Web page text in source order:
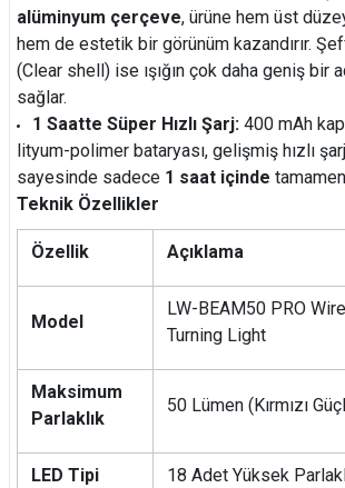
alüminyum çerçeve, ürüne hem üst
hem de estetik bir görünüm kazandırır.
(Clear shell) ise ışığın çok daha geniş bir
sağlar.
1 Saatte Süper Hızlı Şarj: 400 mAh
lityum-polimer bataryası, gelişmiş hızlı
sayesinde sadece 1 saat içinde
Teknik Özellikler
Özellik Açıklama
Model
LW-BEAM50 PRO
Turning Light
Maksimum
Parlaklık
50 Lümen (Kırmızı
LED Tipi 18 Adet Yüksek